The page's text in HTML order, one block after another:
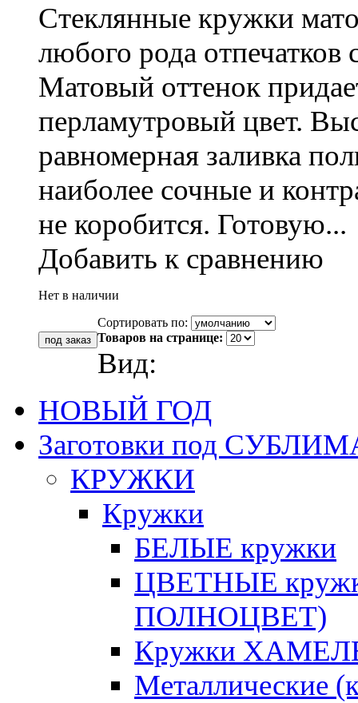
Стеклянные кружки
любого рода
Матовый оттенок
перламутровый цвет.
равномерная заливка
наиболее сочные и
не коробится. Готовую...
Добавить к сравнению
Нет в наличии
Сортировать по:
Товаров на странице:
Вид:
НОВЫЙ ГОД
Заготовки под
КРУЖКИ
Кружки
БЕЛЫЕ кружки
ЦВЕТНЫЕ
ПОЛНОЦВЕТ)
Кружки
Металлические